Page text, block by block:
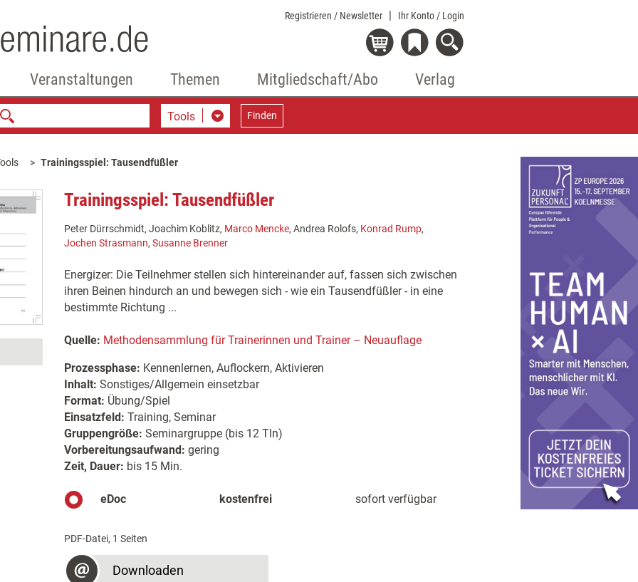
Registrieren / Newsletter Ihr Konto / Login
Veranstaltungen Themen Mitgliedschaft/Abo Verlag
Tools Finden
Trainingsspiel: Tausendfüßler
Trainingsspiel: Tausendfüßler
Peter Dürrschmidt, Joachim Koblitz, Marco Mencke, Andrea Rolofs, Konrad Rump,
Jochen Strasmann, Susanne Brenner
Energizer: Die Teilnehmer stellen sich hintereinander auf, fassen sich zwischen
ihren Beinen hindurch an und bewegen sich - wie ein Tausendfüßler - in eine
bestimmte Richtung ...
Quelle: Methodensammlung für Trainerinnen und Trainer – Neuauflage
Prozessphase: Kennenlernen, Auflockern, Aktivieren
Inhalt: Sonstiges/Allgemein einsetzbar
Format: Übung/Spiel
Einsatzfeld: Training, Seminar
Gruppengröße: Seminargruppe (bis 12 Tln)
Vorbereitungsaufwand: gering
Zeit, Dauer: bis 15 Min.
eDoc kostenfrei sofort verfügbar
PDF-Datei, 1 Seiten
Downloaden